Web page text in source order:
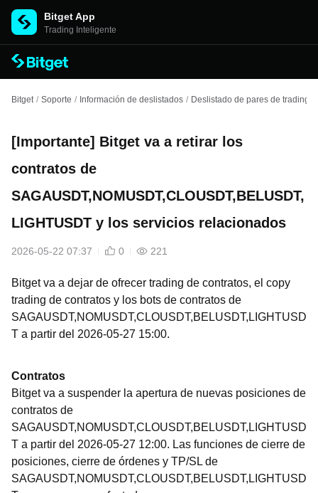
Bitget App
Trading Inteligente
Bitget / Soporte / Información de deslistados / Deslistado de pares de trading
[Importante] Bitget va a retirar los
contratos de
SAGAUSDT,NOMUSDT,CLOUSDT,BELUSDT,
LIGHTUSDT y los servicios relacionados
2026-05-22 07:37 0 221
Bitget va a dejar de ofrecer trading de contratos, el copy
trading de contratos y los bots de contratos de
SAGAUSDT,NOMUSDT,CLOUSDT,BELUSDT,LIGHTUSD
T a partir del 2026-05-27 15:00.
Contratos
Bitget va a suspender la apertura de nuevas posiciones de
contratos de
SAGAUSDT,NOMUSDT,CLOUSDT,BELUSDT,LIGHTUSD
T a partir del 2026-05-27 12:00. Las funciones de cierre de
posiciones, cierre de órdenes y TP/SL de
SAGAUSDT,NOMUSDT,CLOUSDT,BELUSDT,LIGHTUSD